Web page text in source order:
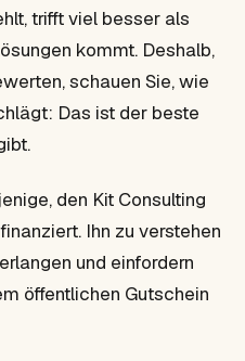
trifft viel besser als
kommt. Deshalb,
schauen Sie, wie
Das ist der beste
den Kit Consulting
Ihn zu verstehen
und einfordern
öffentlichen Gutschein